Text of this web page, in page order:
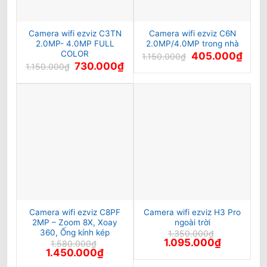
Camera wifi ezviz C3TN
2.0MP- 4.0MP FULL
COLOR
1.150.000₫ Giá
gốc
là:
730.000₫Giá
hiện
tại
Camera wifi ezviz C6N
2.0MP/4.0MP trong nhà
1.150.000₫ Giá
gốc
là:
405.000₫Giá
hiện
tại
Camera wifi ezviz C8PF
2MP – Zoom 8X, Xoay
360, Ống kính kép
1.580.000₫
Giá
gốc
1.450.000₫Giá
Camera wifi ezviz H3 Pro
ngoài trời
1.350.000₫
Giá
gốc
là:
1.095.000₫Giá
hiện
tại